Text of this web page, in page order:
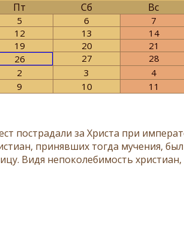
Пт
Сб Вс
5 6
7
12
13
14
19
20
21
26
27
28
2
3
4
9
10 11
по­стра­да­ли за Хри­ста при
при­няв­ших то­гда му­че­ния,
Ви­дя непо­ко­ле­би­мость